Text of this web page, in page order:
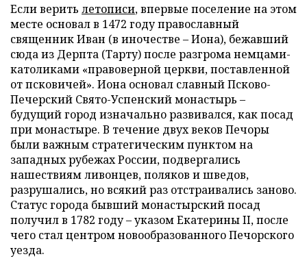
Если верить летописи, впервые поселение на этом
месте основал в 1472 году православный
священник Иван (в иночестве – Иона), бежавший
сюда из Дерпта (Тарту) после разгрома немцами-
католиками «правоверной церкви, поставленной
от псковичей». Иона основал славный Псково-
Печерский Свято-Успенский монастырь –
будущий город изначально развивался, как посад
при монастыре. В течение двух веков Печоры
были важным стратегическим пунктом на
западных рубежах России, подвергались
нашествиям ливонцев, поляков и шведов,
разрушались, но всякий раз отстраивались заново.
Статус города бывший монастырский посад
получил в 1782 году – указом Екатерины II, после
чего стал центром новообразованного Печорского
уезда.